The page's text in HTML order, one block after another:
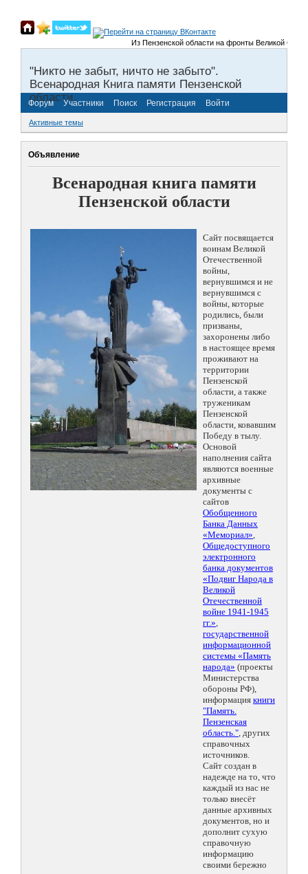
Из Пензенской области на фронты Великой
"Никто не забыт, ничто не забыто".
Всенародная Книга памяти Пензенской
области.
Форум Участники Поиск Регистрация Войти
Активные темы
Объявление
Всенародная книга памяти
Пензенской области
Сайт посвящается
воинам Великой
Отечественной
войны,
вернувшимся и не
вернувшимся с
войны, которые
родились, были
призваны,
захоронены либо
в настоящее время
проживают на
территории
Пензенской
области, а также
труженикам
Пензенской
области, ковавшим
Победу в тылу.
Основой
наполнения сайта
являются военные
архивные
документы с
сайтов
Обобщенного
Банка Данных
«Мемориал»,
Общедоступного
электронного
банка документов
«Подвиг Народа в
Великой
Отечественной
войне 1941-1945
гг.»,
государственной
информационной
системы «Память
народа» (проекты
Министерства
обороны РФ),
информация книги
"Память.
Пензенская
область.", других
справочных
источников.
Сайт создан в
надежде на то, что
каждый из нас не
только внесёт
данные архивных
документов, но и
дополнит сухую
справочную
информацию
своими бережно